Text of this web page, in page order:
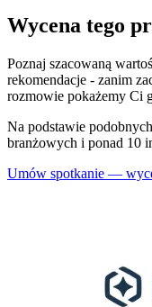
Wycena tego
Poznaj szacowaną
rekomendacje - zanim
rozmowie pokażemy Ci
Na podstawie
branżowych i ponad 10
Umów spotkanie —